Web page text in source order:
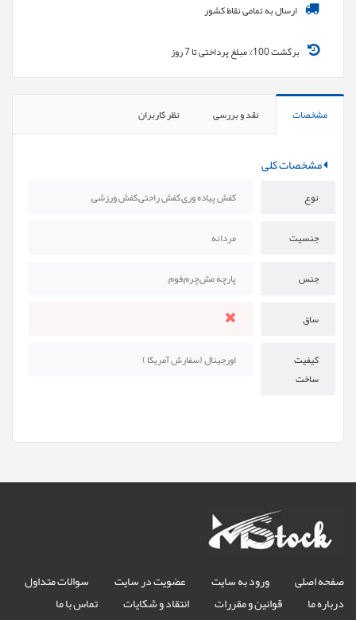
ارسال به تمامی نقاط کشور
برگشت 100% مبلغ پرداختی تا 7 روز
مشخصات نقد و بررسی نظر کاربران
مشخصات کلی
نوع کفش پیاده وری,کفش راحتی,کفش ورزشی,
جنسیت مردانه,
جنس پارچه مش,چرم,فوم,
ساق
کیفیت
ساخت
اورجینال (سفارش آمریکا )
صفحه اصلی ورود به سایت عضویت در سایت
سوالات متداول
درباره ما
قوانین و مقررات انتقاد و شکایات تماس با ما